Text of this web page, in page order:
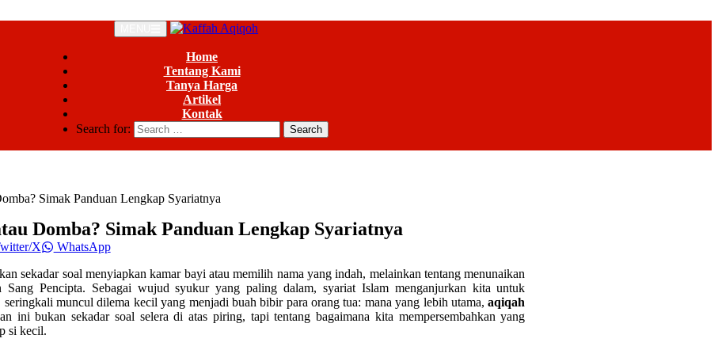
Home
Tentang Kami
Tanya Harga
Artikel
Kontak
Search for:
Simak Panduan Lengkap Syariatnya
Domba? Simak Panduan Lengkap Syariatnya
X
WhatsApp
sekadar soal menyiapkan kamar bayi atau memilih nama yang indah, melainkan tentang menunaikan
Sang Pencipta. Sebagai wujud syukur yang paling dalam, syariat Islam menganjurkan kita untuk
seringkali muncul dilema kecil yang menjadi buah bibir para orang tua: mana yang lebih utama,aqiqah
ini bukan sekadar soal selera di atas piring, tapi tentang bagaimana kita mempersembahkan yang
si kecil.